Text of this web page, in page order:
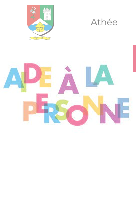
d'accès
d'accès
principal
d'accès
recherche
d'accès
de
page
Athée
Panneau de gestion des cookies